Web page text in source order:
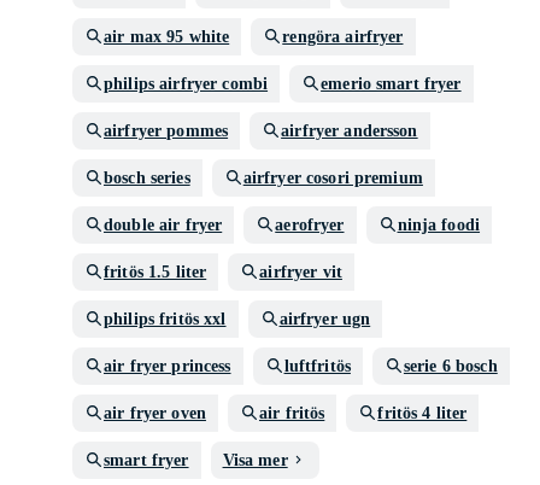
air max 95 white rengöra airfryer
philips airfryer combi emerio smart fryer
airfryer pommes airfryer andersson
bosch series airfryer cosori premium
double air fryer aerofryer ninja foodi
fritös 1.5 liter airfryer vit
philips fritös xxl airfryer ugn
air fryer princess luftfritös serie 6 bosch
air fryer oven air fritös fritös 4 liter
smart fryer Visa mer